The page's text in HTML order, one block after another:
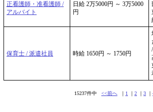
正看護師・准看護師 /
アルバイト
日給 2万5000円 ～ 3万5000
円
保育士 / 派遣社員 時給 1650円 ～ 1750円
/
15237件中 <<前へ ｜ 1 ｜ 2 ｜ 3 ｜